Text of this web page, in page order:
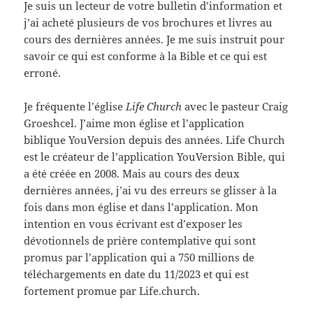
Je suis un lecteur de votre bulletin d’information et
j’ai acheté plusieurs de vos brochures et livres au
cours des dernières années. Je me suis instruit pour
savoir ce qui est conforme à la Bible et ce qui est
erroné.
Je fréquente l’égliseLife Church avec le pasteur Craig
Groeshcel. J’aime mon église et l’application
biblique YouVersion depuis des années. Life Church
est le créateur de l’application YouVersion Bible, qui
a été créée en 2008. Mais au cours des deux
dernières années, j’ai vu des erreurs se glisser à la
fois dans mon église et dans l’application. Mon
intention en vous écrivant est d’exposer les
dévotionnels de prière contemplative qui sont
promus par l’application qui a 750 millions de
téléchargements en date du 11/2023 et qui est
fortement promue par Life.church.